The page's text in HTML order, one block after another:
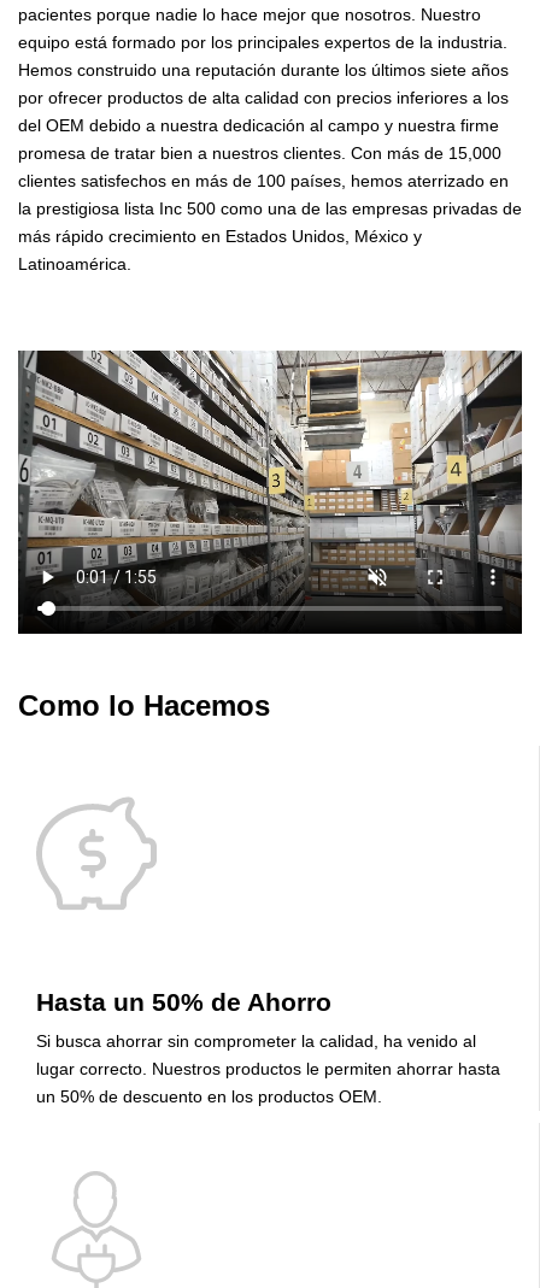
pacientes porque nadie lo hace mejor que nosotros. Nuestro
equipo está formado por los principales expertos de la industria.
Hemos construido una reputación durante los últimos siete años
por ofrecer productos de alta calidad con precios inferiores a los
del OEM debido a nuestra dedicación al campo y nuestra firme
promesa de tratar bien a nuestros clientes. Con más de 15,000
clientes satisfechos en más de 100 países, hemos aterrizado en
la prestigiosa lista Inc 500 como una de las empresas privadas de
más rápido crecimiento en Estados Unidos, México y
Latinoamérica.
Como lo Hacemos
Hasta un 50% de Ahorro
Si busca ahorrar sin comprometer la calidad, ha venido al
lugar correcto. Nuestros productos le permiten ahorrar hasta
un 50% de descuento en los productos OEM.